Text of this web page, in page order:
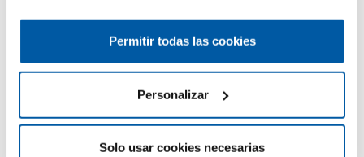
Permitir todas las cookies
Personalizar
Solo usar cookies necesarias